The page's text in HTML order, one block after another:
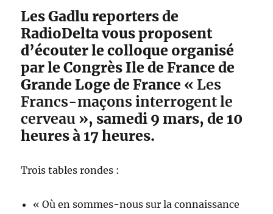
Les Gadlu reporters de
RadioDelta vous proposent
d’écouter le colloque organisé
par le Congrès Ile de France de
Grande Loge de France « Les
Francs-maçons interrogent le
cerveau », samedi 9 mars, de 10
heures à 17 heures.
Trois tables rondes :
« Où en sommes-nous sur la connaissance